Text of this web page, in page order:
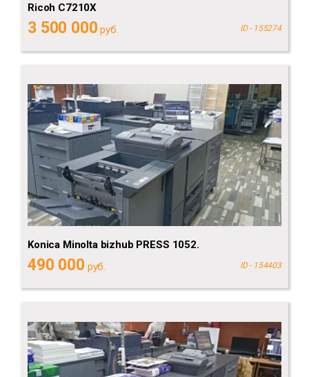
Ricoh C7210X
3 500 000 руб. ID - 155274
Konica Minolta bizhub PRESS 1052.
490 000 руб. ID - 154403